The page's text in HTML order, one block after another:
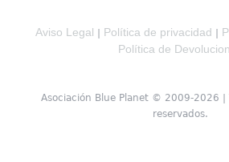
Aviso Legal Política de privacidad
Política de
Asociación Blue Planet © 2009-2026 |
reservados.